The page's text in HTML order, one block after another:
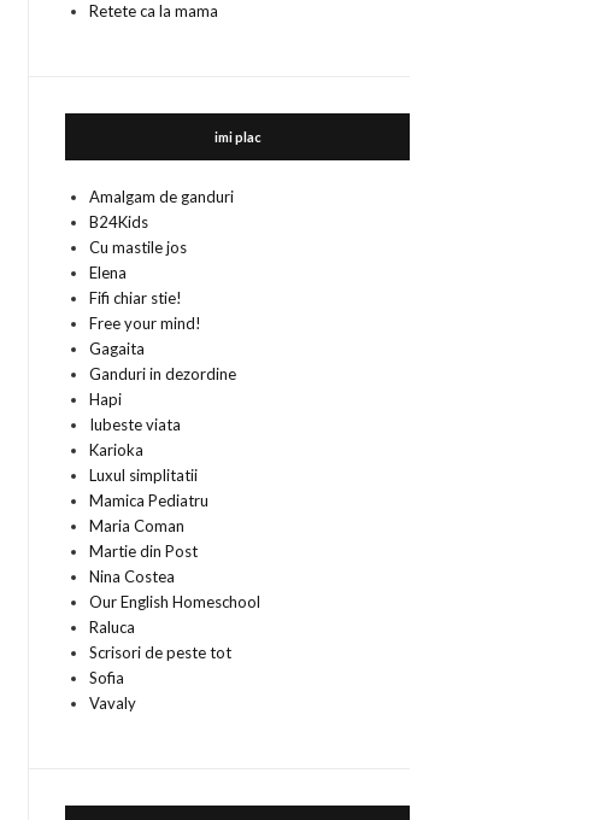
Retete ca la mama
imi plac
Amalgam de ganduri
B24Kids
Cu mastile jos
Elena
Fifi chiar stie!
Free your mind!
Gagaita
Ganduri in dezordine
Hapi
Iubeste viata
Karioka
Luxul simplitatii
Mamica Pediatru
Maria Coman
Martie din Post
Nina Costea
Our English Homeschool
Raluca
Scrisori de peste tot
Sofia
Vavaly